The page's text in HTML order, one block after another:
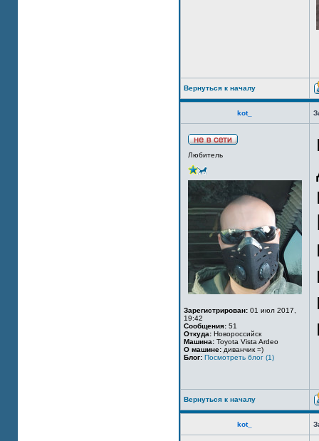
Вернуться к началу
kot_
Любитель
Зарегистрирован: 01 июл 2017,
19:42
Сообщения: 51
Откуда: Новороссийск
Машина: Toyota Vista Ardeo
О машине: диванчик =)
Блог: Посмотреть блог (1)
Вернуться к началу
kot_